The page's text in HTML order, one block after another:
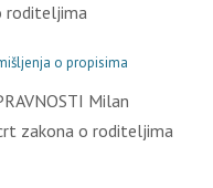
roditeljima
o propisima
Milan
zakona o roditeljima